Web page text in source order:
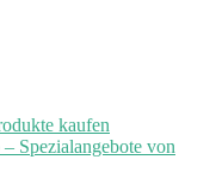
kaufen
Spezialangebote von